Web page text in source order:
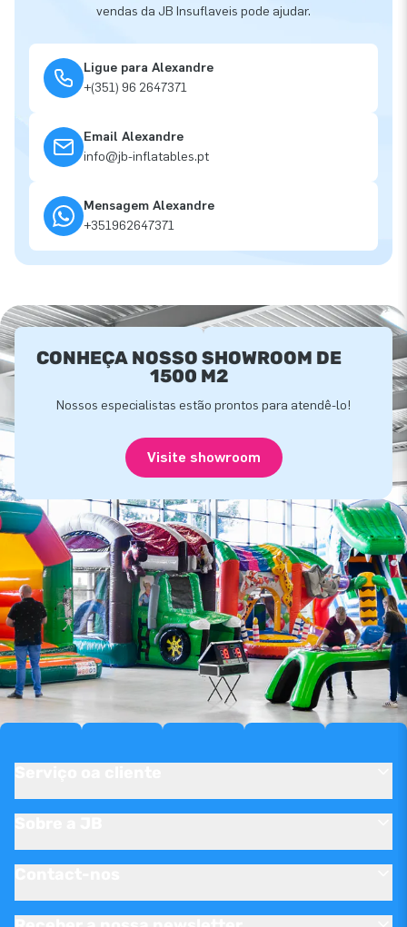
vendas da JB Insuflaveis pode ajudar.
Ligue para Alexandre
+(351) 96 2647371
Email Alexandre
info@jb-inflatables.pt
Mensagem Alexandre
+351962647371
CONHEÇA NOSSO SHOWROOM DE
1500 M2
Nossos especialistas estão prontos para atendê-lo!
Visite showroom